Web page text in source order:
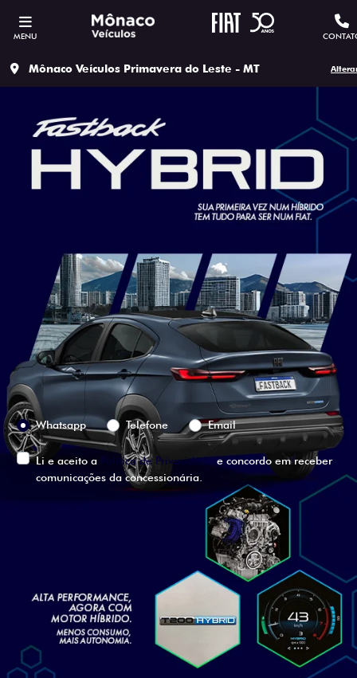
MENU
Mônaco Veículos Primavera do Leste - MT
SOLICITAR PROPOSTA
Versão escolhida
Preferência de contato:
Whatsapp
Telefone Email
Li e aceito a Política de Privacidade
e concordo em receber
comunicações da concessionária.
ENTRAR EM CONTATO
VISUALIZE O
VEÍCULO EM
360°